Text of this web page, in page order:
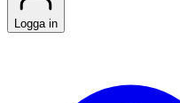
Logga in